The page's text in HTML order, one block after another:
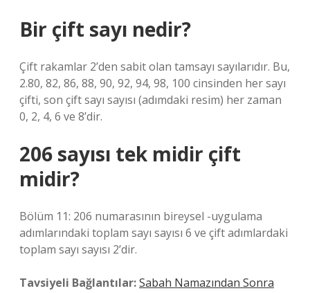
Bir çift sayı nedir?
Çift rakamlar 2’den sabit olan tamsayı sayılarıdır. Bu,
2.80, 82, 86, 88, 90, 92, 94, 98, 100 cinsinden her sayı
çifti, son çift sayı sayısı (adımdaki resim) her zaman
0, 2, 4, 6 ve 8’dir.
206 sayısı tek midir çift
midir?
Bölüm 11: 206 numarasının bireysel -uygulama
adımlarındaki toplam sayı sayısı 6 ve çift adımlardaki
toplam sayı sayısı 2’dir.
Tavsiyeli Bağlantılar:Sabah Namazından Sonra